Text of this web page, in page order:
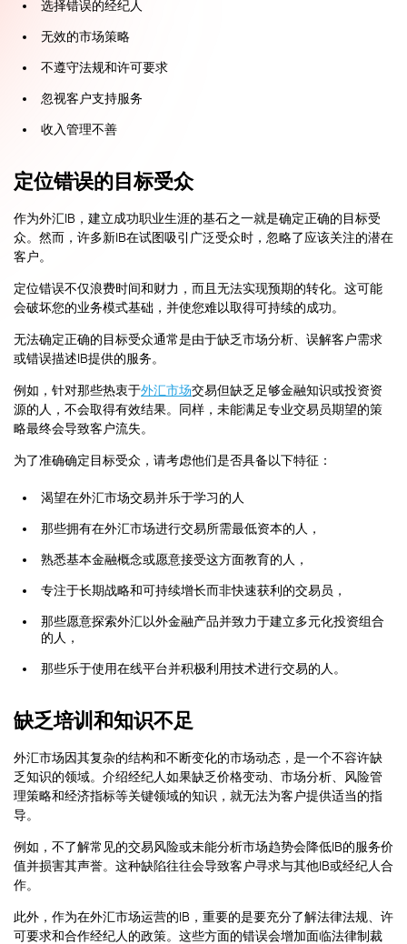
选择错误的经纪人
无效的市场策略
不遵守法规和许可要求
忽视客户支持服务
收入管理不善
定位错误的目标受众
作为外汇IB，建立成功职业生涯的基石之一就是确定正确的目标受
众。然而，许多新IB在试图吸引广泛受众时，忽略了应该关注的潜在
客户。
定位错误不仅浪费时间和财力，而且无法实现预期的转化。这可能
会破坏您的业务模式基础，并使您难以取得可持续的成功。
无法确定正确的目标受众通常是由于缺乏市场分析、误解客户需求
或错误描述IB提供的服务。
例如，针对那些热衷于外汇市场交易但缺乏足够金融知识或投资资
源的人，不会取得有效结果。同样，未能满足专业交易员期望的策
略最终会导致客户流失。
为了准确确定目标受众，请考虑他们是否具备以下特征：
渴望在外汇市场交易并乐于学习的人
那些拥有在外汇市场进行交易所需最低资本的人，
熟悉基本金融概念或愿意接受这方面教育的人，
专注于长期战略和可持续增长而非快速获利的交易员，
那些愿意探索外汇以外金融产品并致力于建立多元化投资组合
的人，
那些乐于使用在线平台并积极利用技术进行交易的人。
缺乏培训和知识不足
外汇市场因其复杂的结构和不断变化的市场动态，是一个不容许缺
乏知识的领域。介绍经纪人如果缺乏价格变动、市场分析、风险管
理策略和经济指标等关键领域的知识，就无法为客户提供适当的指
导。
例如，不了解常见的交易风险或未能分析市场趋势会降低IB的服务价
值并损害其声誉。这种缺陷往往会导致客户寻求与其他IB或经纪人合
作。
此外，作为在外汇市场运营的IB，重要的是要充分了解法律法规、许
可要求和合作经纪人的政策。这些方面的错误会增加面临法律制裁